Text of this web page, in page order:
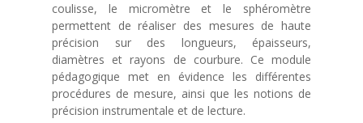
coulisse, le micromètre et le sphéromètre
permettent de réaliser des mesures de haute
précision sur des longueurs, épaisseurs,
diamètres et rayons de courbure. Ce module
pédagogique met en évidence les différentes
procédures de mesure, ainsi que les notions de
précision instrumentale et de lecture.